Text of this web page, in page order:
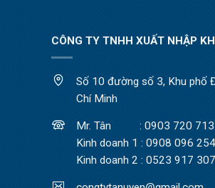
CÔNG TY TNHH XUẤT NHẬP
Số 10 đường số 3, Khu phố
Chí Minh
Mr. Tân : 0903 720 713
Kinh doanh 1 : 0908 096
Kinh doanh 2 : 0523 917